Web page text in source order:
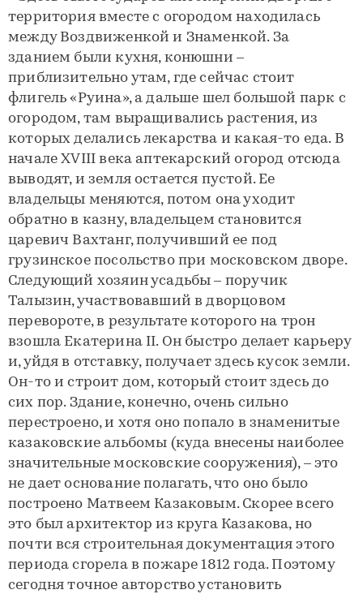
территория вместе с огородом находилась
между Воздвиженкой и Знаменкой. За
зданием были кухня, конюшни –
приблизительно утам, где сейчас стоит
флигель «Руина», а дальше шел большой парк с
огородом, там выращивались растения, из
которых делались лекарства и какая-то еда. В
начале XVIII века аптекарский огород отсюда
выводят, и земля остается пустой. Ее
владельцы меняются, потом она уходит
обратно в казну, владельцем становится
царевич Вахтанг, получивший ее под
грузинское посольство при московском дворе.
Следующий хозяин усадьбы – поручик
Талызин, участвовавший в дворцовом
перевороте, в результате которого на трон
взошла Екатерина II. Он быстро делает карьеру
и, уйдя в отставку, получает здесь кусок земли.
Он-то и строит дом, который стоит здесь до
сих пор. Здание, конечно, очень сильно
перестроено, и хотя оно попало в знаменитые
казаковские альбомы (куда внесены наиболее
значительные московские сооружения), – это
не дает основание полагать, что оно было
построено Матвеем Казаковым. Скорее всего
это был архитектор из круга Казакова, но
почти вся строительная документация этого
периода сгорела в пожаре 1812 года. Поэтому
сегодня точное авторство установить